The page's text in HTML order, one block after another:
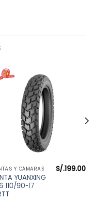
Y CÁMARAS
YUANXING
110/90-17
S/.199.00